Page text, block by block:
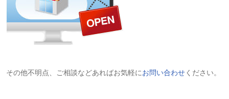
その他不明点、ご相談などあればお気軽にお問い合わせください。